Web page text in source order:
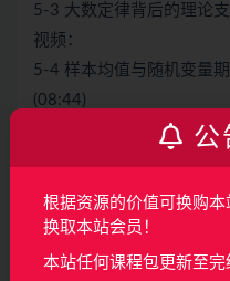
5-3 大数定律背后的理论
视频：
5-4 样本均值与随机变量
(08:44)
5-6 蒙特卡罗方法的应用背
公
根据资源的价值可换购本
换取本站会员！
本站任何课程包更新至完